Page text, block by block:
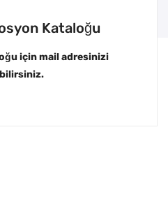
Kataloğu
için mail adresinizi